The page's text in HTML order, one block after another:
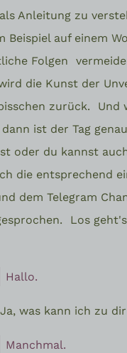
Anleitung zu
Beispiel auf einem
Folgen
die Kunst der
zurück.
Und
ist der Tag
oder du kannst
die entsprechend
dem Telegram
Los
Hallo.
Ja, was kann ich zu
Manchmal.